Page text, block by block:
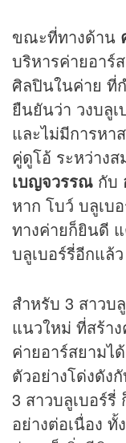
ขณะที่ทางด้าน
บริหารค่ายอาร์
ศิลปินในค่าย ที่
ยืนยันว่า วงบลูเ
และไม่มีการหา
คู่ดูโอ้ ระหว่างส
เบญจวรรณ กับ
หาก โบว์ บลูเบ
ทางค่ายก็ยินดี
บลูเบอร์รี่อีกแล้ว
สำหรับ 3 สาวบ
แนวใหม่ ที่สร้า
ค่ายอาร์สยามไ
ตัวอย่างโด่งดัง
3 สาวบลูเบอร์รี่
อย่างต่อเนื่อง ทั้